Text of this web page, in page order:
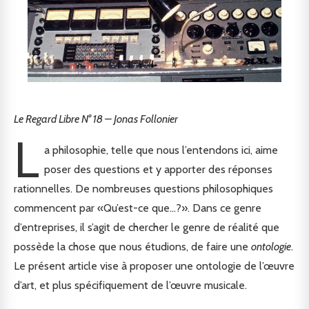
Le Regard Libre N° 18 – Jonas Follonier
L a philosophie, telle que nous l’entendons ici, aime
poser des questions et y apporter des réponses
rationnelles. De nombreuses questions philosophiques
commencent par «Qu’est-ce que…?». Dans ce genre
d’entreprises, il s’agit de chercher le genre de réalité que
possède la chose que nous étudions, de faire une ontologie.
Le présent article vise à proposer une ontologie de l’œuvre
d’art, et plus spécifiquement de l’œuvre musicale.